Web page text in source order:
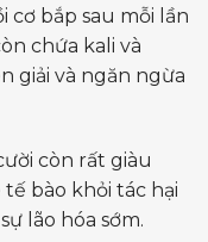
bắp sau mỗi lần
chứa kali và
giải và ngăn ngừa
còn rất giàu
bào khỏi tác hại
lão hóa sớm.